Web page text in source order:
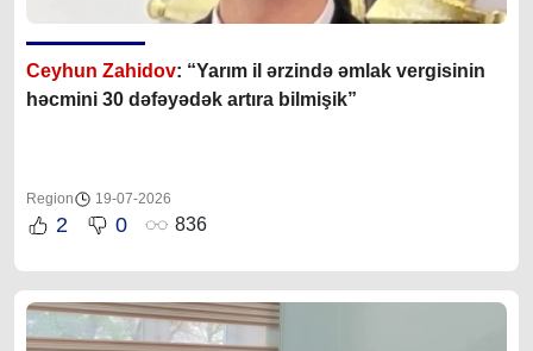
Ceyhun Zahidov: “Yarım il ərzində əmlak vergisinin
həcmini 30 dəfəyədək artıra bilmişik”
Region 19-07-2026
2 0 836